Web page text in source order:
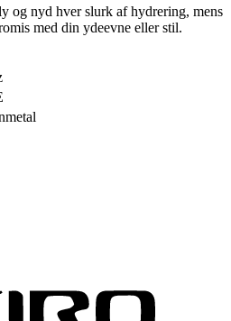
og nyd hver slurk af hydrering, mens
med din ydeevne eller stil.